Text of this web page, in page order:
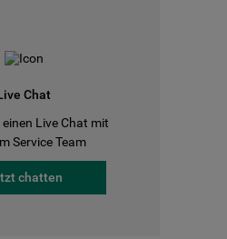
Chat
Live Chat mit
Service Team
chatten